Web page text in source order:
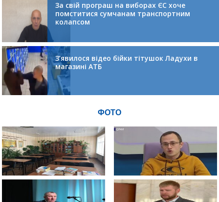
За свій програш на виборах ЄС хоче
помститися сумчанам транспортним
колапсом
З’явилося відео бійки тітушок Ладухи в
магазині АТБ
ФОТО